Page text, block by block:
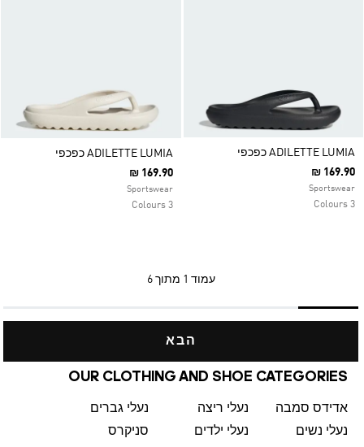
ADILETTE LUMIA כפכפי
₪ 169.90
Sportswear
3 Colours
ADILETTE LUMIA כפכפי
₪ 169.90
Sportswear
3 Colours
עמוד 1 מתוך 6
הבא
OUR CLOTHING AND SHOE CATEGORIES
אדידס סמבה נעלי ריצה
נעלי גברים
נעלי נשים
נעלי ילדים
סניקרס